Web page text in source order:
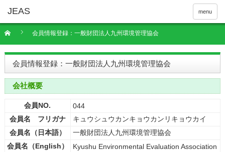
menu
会員情報登録：一般財団法人九州環境管理協会
会員情報登録：一般財団法人九州環境管理協会
会社概要
会員NO.
044
会員名 フリガナ
キュウシュウカンキョウカンリキョウカイ
会員名（日本語）
一般財団法人九州環境管理協会
会員名（English）
Kyushu Environmental Evaluation Association